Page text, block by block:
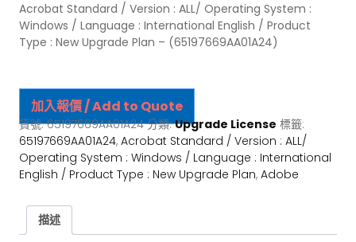
Acrobat Standard / Version : ALL/ Operating System :
Windows / Language : International English / Product
Type : New Upgrade Plan – (65197669AA01A24)
加入報價 / Add to Quote
貨號:65197669AA01A24 分類:Upgrade License 標籤:
65197669AA01A24, Acrobat Standard / Version : ALL/
Operating System : Windows / Language : International
English / Product Type : New Upgrade Plan, Adobe
描述